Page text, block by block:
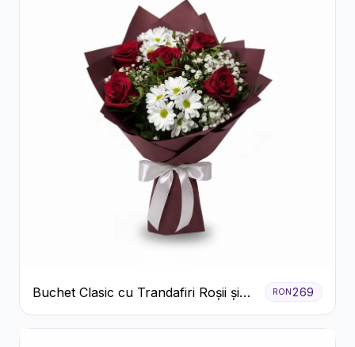
Buchet Clasic cu Trandafiri Roșii și
Crizanteme Albe
RON 269